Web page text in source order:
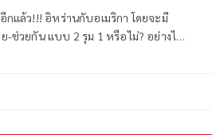
กแล้ว!!! อิหร่านกับอเมริกา โดยจะมี
ย-ช่วยกัน แบบ 2 รุม 1 หรือไม่? อย่างไร?